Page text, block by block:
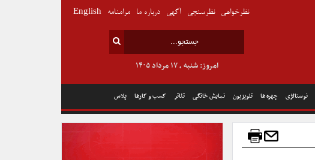
نوستالژی چهره ها تلویزیون نمایش خانگی تئاتر کسب و کارها پلاس
امروز: شنبه , ۱۷ مرداد ۱۴۰۵
نظرخواهی نظرسنجی آگهی درباره ما مرامنامه English